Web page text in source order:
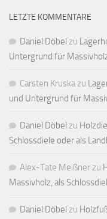
LETZTE KOMMENTARE
Daniel Döbel zu
Untergrund für
Carsten Kruskazu
und Untergrund für
Daniel Döbel zu
Schlossdiele oder als
Alex-Tate Meißnerzu
Massivholz, als
Daniel Döbel zu